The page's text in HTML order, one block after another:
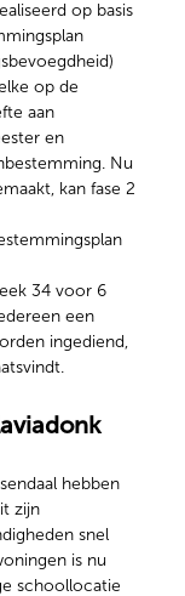
op basis
op de
aan
en
Nu
kan fase 2
34 voor 6
een
ingediend,
hebben
zijn
snel
is nu
schoollocatie